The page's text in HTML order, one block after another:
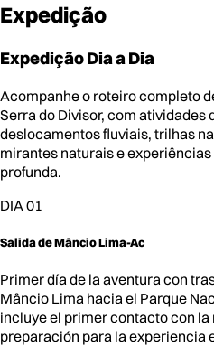
Expedição
ExpediçãoDia a Dia
Acompanhe o roteiro completo
Serra do Divisor, com atividades
deslocamentos fluviais, trilhas
mirantes naturais e
profunda.
DIA 01
Salida de Mâncio Lima-Ac
Primer día de la aventura con
Mâncio Lima hacia el Parque
incluye el primer contacto con
preparación para la experiencia